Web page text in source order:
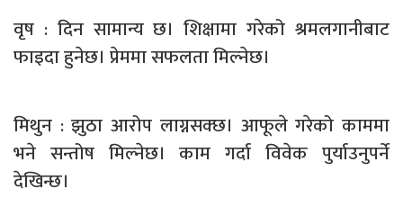
वृष : दिन सामान्य छ। शिक्षामा गरेको श्रमलगानीबाट
फाइदा हुनेछ। प्रेममा सफलता मिल्नेछ।
मिथुन : झुठा आरोप लाग्नसक्छ। आफूले गरेको काममा
भने सन्तोष मिल्नेछ। काम गर्दा विवेक पुर्याउनुपर्ने
देखिन्छ।